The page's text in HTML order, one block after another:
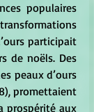
populaires
participait
de noëls. Des
peaux d’ours
promettaient
prospérité aux